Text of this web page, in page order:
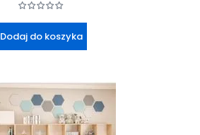
Dodaj do koszyka